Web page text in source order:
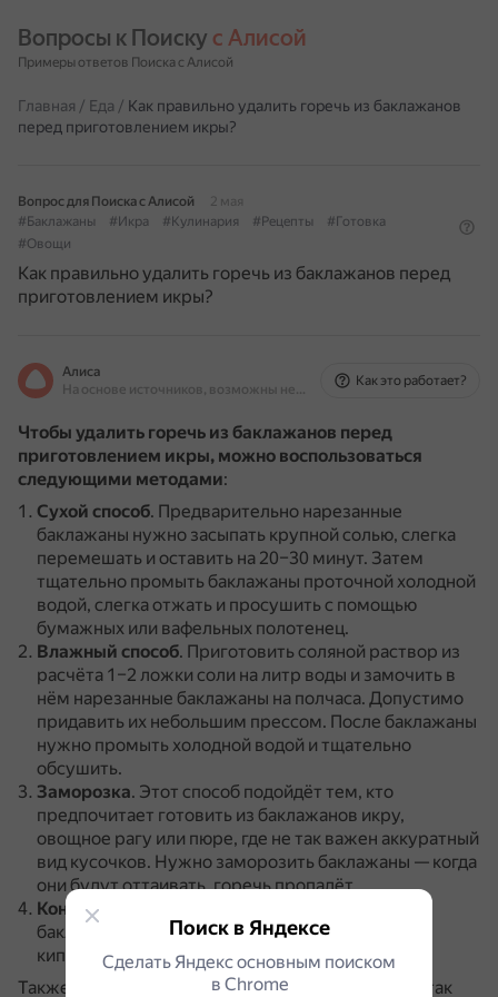
Вопросы к Поиску с Алисой
Примеры ответов Поиска с Алисой
Главная / Еда / Как правильно удалить горечь из баклажанов
перед приготовлением икры?
Вопрос для Поиска с Алисой
2 мая
#Баклажаны
#Икра #Кулинария #Рецепты
#Готовка
#Овощи
Как правильно удалить горечь из баклажанов перед
приготовлением икры?
Алиса
На основе источников, возможны неточности
Как это работает?
Чтобы удалить горечь из баклажанов перед
приготовлением икры, можно воспользоваться
следующими методами:
Сухой способ. Предварительно нарезанные
баклажаны нужно засыпать крупной солью, слегка
перемешать и оставить на 20–30 минут. Затем
тщательно промыть баклажаны проточной холодной
водой, слегка отжать и просушить с помощью
бумажных или вафельных полотенец.
Влажный способ. Приготовить соляной раствор из
расчёта 1–2 ложки соли на литр воды и замочить в
нём нарезанные баклажаны на полчаса. Допустимо
придавить их небольшим прессом. После баклажаны
нужно промыть холодной водой и тщательно
обсушить.
Заморозка. Этот способ подойдёт тем, кто
предпочитает готовить из баклажанов икру,
овощное рагу или пюре, где не так важен аккуратный
вид кусочков. Нужно заморозить баклажаны — когда
они будут оттаивать, горечь пропадёт.
Контрастный способ
баклажаны можно опустить на 2–3 минуты в
кипящую воду.
Также рекомендуется удалять кожуру и семена, так
Поиск в Яндексе
Сделать Яндекс основным поиском
в Сhrome